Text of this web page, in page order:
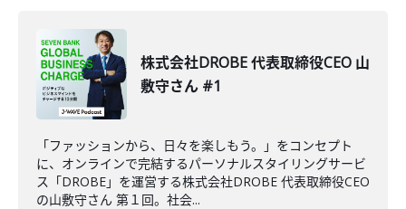
株式会社DROBE 代表取締役CEO 山
敷守さん #1
「ファッションから、日々を楽しもう。」をコンセプト
に、オンラインで完結するパーソナルスタイリングサービ
ス「DROBE」を運営する株式会社DROBE 代表取締役CEO
の山敷守さん 第１回。社会...